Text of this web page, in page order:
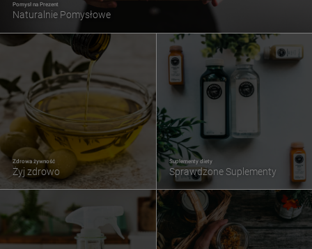
Pomysł na Prezent
Naturalnie Pomysłowe
Zdrowa żywność
Żyj zdrowo
Suplementy diety
Sprawdzone Suplementy